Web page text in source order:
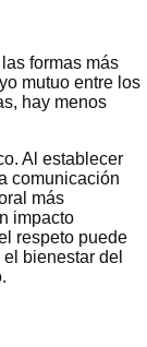
formas más
mutuo entre los
hay menos
Al establecer
comunicación
más
impacto
respeto puede
bienestar del